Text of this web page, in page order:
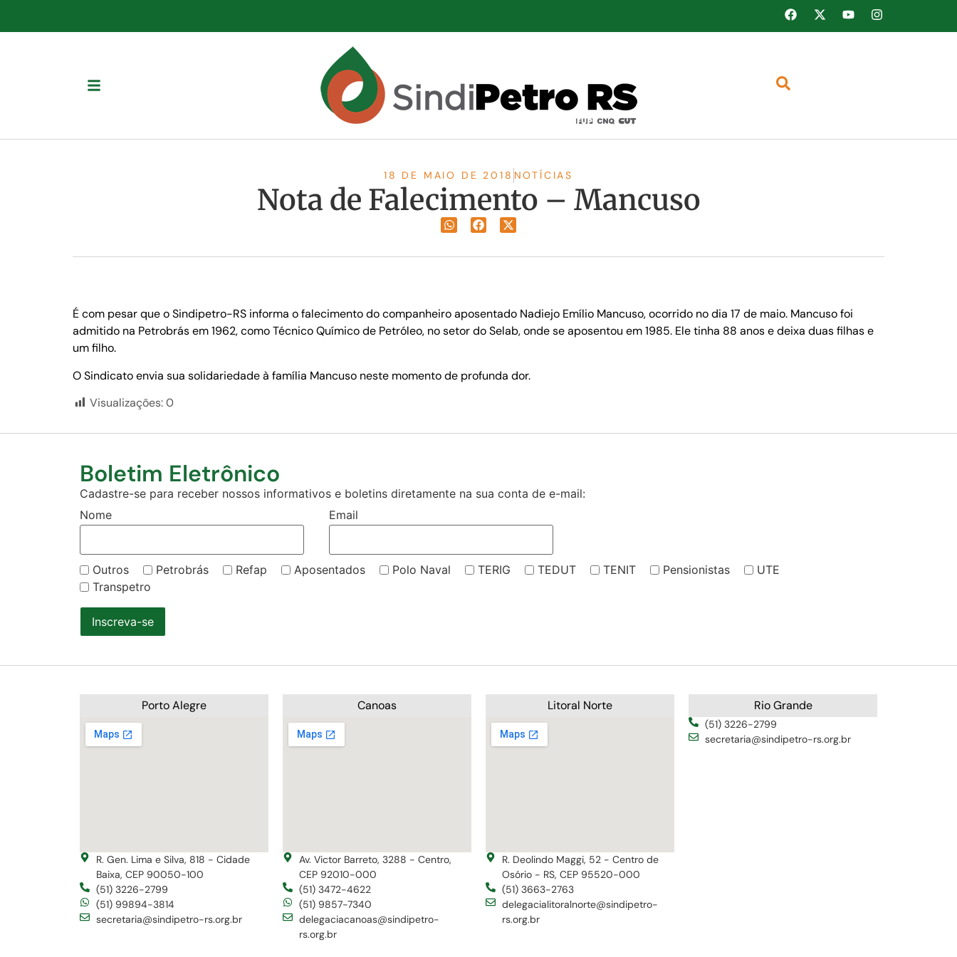
18 DE MAIO DE 2018 NOTÍCIAS
Nota de Falecimento – Mancuso
É com pesar que o Sindipetro-RS informa o falecimento do companheiro aposentado Nadiejo Emílio Mancuso, ocorrido no dia 17 de maio. Mancuso foi
admitido na Petrobrás em 1962, como Técnico Químico de Petróleo, no setor do Selab, onde se aposentou em 1985. Ele tinha 88 anos e deixa duas filhas e
um filho.
O Sindicato envia sua solidariedade à família Mancuso neste momento de profunda dor.
Visualizações:0
Boletim Eletrônico
Cadastre-se para receber nossos informativos e boletins diretamente na sua conta de e-mail:
Nome
Email
Outros Petrobrás Refap Aposentados Polo Naval TERIG TEDUT TENIT Pensionistas
UTE
Transpetro
Inscreva-se
Porto Alegre
R. Gen. Lima e Silva, 818 - Cidade
Baixa, CEP 90050-100
(51) 3226-2799
(51) 99894-3814
secretaria@sindipetro-rs.org.br
Canoas
Av. Victor Barreto, 3288 - Centro,
CEP 92010-000
(51) 3472-4622
(51) 9857-7340
delegaciacanoas@sindipetro-
rs.org.br
Litoral Norte
R. Deolindo Maggi, 52 - Centro de
Osório - RS, CEP 95520-000
(51) 3663-2763
delegacialitoralnorte@sindipetro-
rs.org.br
Rio Grande
(51) 3226-2799
secretaria@sindipetro-rs.org.br